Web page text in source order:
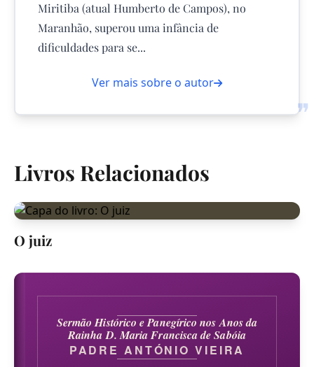
❞
Miritiba (atual Humberto de Campos), no
Maranhão, superou uma infância de
dificuldades para se...
Ver mais sobre o autor
Livros Relacionados
O juiz
Sermão Histórico e Panegírico nos Anos da
Rainha D. Maria Francisca de Sabóia
PADRE ANTÓNIO VIEIRA